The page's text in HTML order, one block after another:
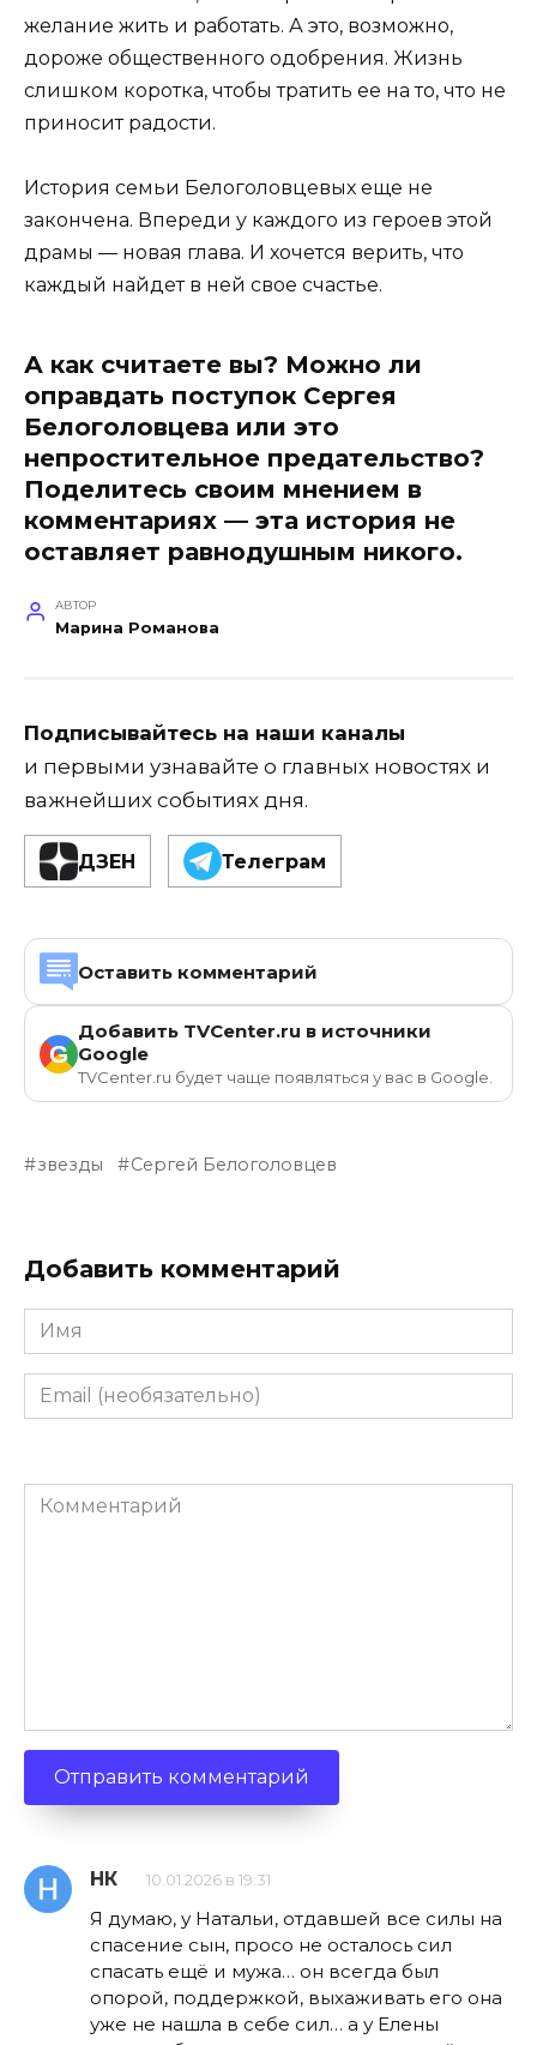
желание жить и работать. А это, возможно,
дороже общественного одобрения. Жизнь
слишком коротка, чтобы тратить ее на то, что не
приносит радости.
История семьи Белоголовцевых еще не
закончена. Впереди у каждого из героев этой
драмы — новая глава. И хочется верить, что
каждый найдет в ней свое счастье.
А как считаете вы? Можно ли
оправдать поступок Сергея
Белоголовцева или это
непростительное предательство?
Поделитесь своим мнением в
комментариях — эта история не
оставляет равнодушным никого.
АВТОР
Марина Романова
Подписывайтесь на наши каналы
и первыми узнавайте о главных новостях и
важнейших событиях дня.
ДЗЕН Телеграм
Оставить комментарий
G
Добавить TVCenter.ru в источники
Google
TVCenter.ru будет чаще появляться у вас в Google.
звезды Сергей Белоголовцев
Добавить комментарий
Имя
Email
(необязательно)
Комментарий
НК 10.01.2026 в 19:31
Я думаю, у Натальи, отдавшей все силы на
спасение сын, просо не осталось сил
спасать ещё и мужа… он всегда был
опорой, поддержкой, выхаживать его она
уже не нашла в себе сил… а у Елены